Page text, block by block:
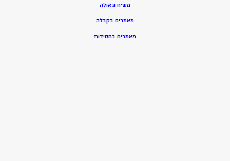
משיח וגאולה
מאמרים בקבלה
מאמרים בחסידות